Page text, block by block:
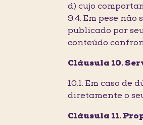
d) cujo
9.4. Em pese
publicado por
conteúdo
Cláusula 10.
10.1. Em caso
diretamente o
Cláusula 11.